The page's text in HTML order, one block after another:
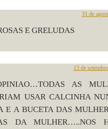
31 de
E GRELUDAS
13 de
AS
USAR CALCINHA
E A BUCETA DAS
DA MULHER…..NOS